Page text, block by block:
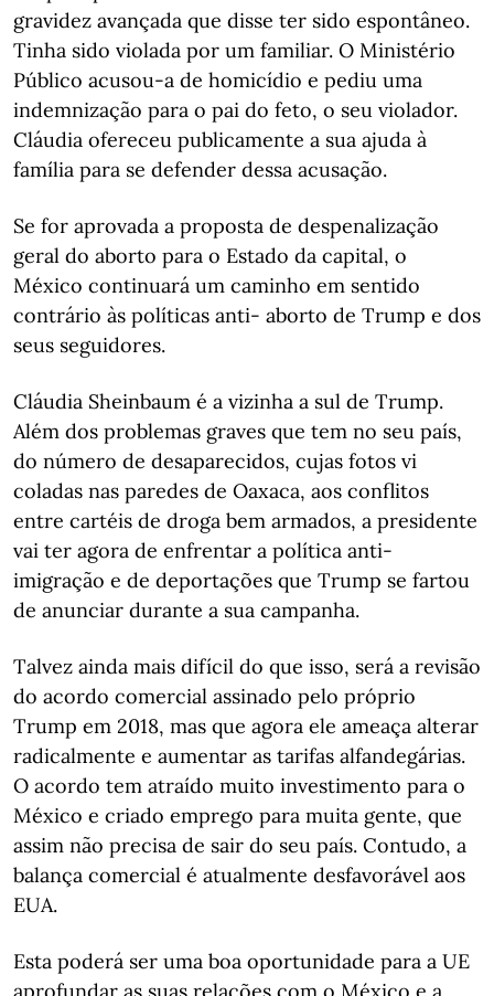
gravidez avançada que disse ter sido espontâneo.
Tinha sido violada por um familiar. O Ministério
Público acusou-a de homicídio e pediu uma
indemnização para o pai do feto, o seu violador.
Cláudia ofereceu publicamente a sua ajuda à
família para se defender dessa acusação.
Se for aprovada a proposta de despenalização
geral do aborto para o Estado da capital, o
México continuará um caminho em sentido
contrário às políticas anti- aborto de Trump e dos
seus seguidores.
Cláudia Sheinbaum é a vizinha a sul de Trump.
Além dos problemas graves que tem no seu país,
do número de desaparecidos, cujas fotos vi
coladas nas paredes de Oaxaca, aos conflitos
entre cartéis de droga bem armados, a presidente
vai ter agora de enfrentar a política anti-
imigração e de deportações que Trump se fartou
de anunciar durante a sua campanha.
Talvez ainda mais difícil do que isso, será a revisão
do acordo comercial assinado pelo próprio
Trump em 2018, mas que agora ele ameaça alterar
radicalmente e aumentar as tarifas alfandegárias.
O acordo tem atraído muito investimento para o
México e criado emprego para muita gente, que
assim não precisa de sair do seu país. Contudo, a
balança comercial é atualmente desfavorável aos
EUA.
Esta poderá ser uma boa oportunidade para a UE